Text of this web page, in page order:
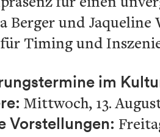
Berger und
Timing und
im
Mittwoch, 13.
Vorstellungen: